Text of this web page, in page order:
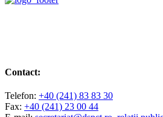
Contact:
Telefon: +40 (241) 83 83 30
Fax: +40 (241) 23 00 44